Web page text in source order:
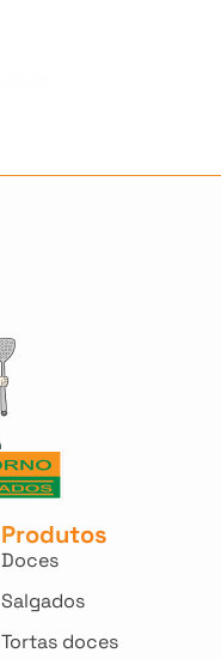
Produtos
Doces
Salgados
Tortas doces